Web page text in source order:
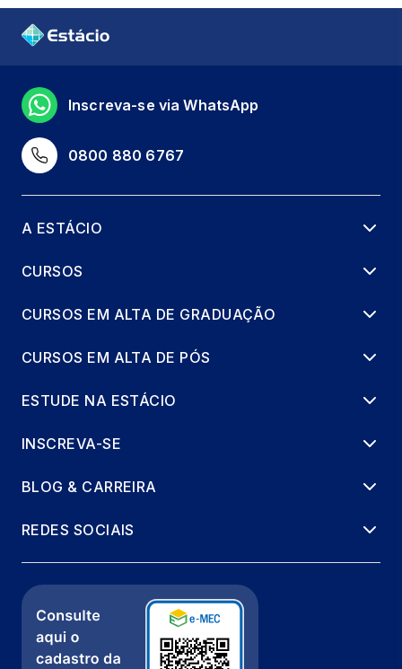
LEGISLAÇÃO E CONTRATOS DE
FRANQUIA
MARKETING DE FRANQUIAS COMO
ESTRATÉGIA DE NEGÓCIOS
36 horas
MERCHANDISING VISUAL NO PONTO DE
36 horas
36 horas
0800 880 6767
Inscreva-se via WhatsApp
A ESTÁCIO
CURSOS
CURSOS EM ALTA DE GRADUAÇÃO
CURSOS EM ALTA DE PÓS
ESTUDE NA ESTÁCIO
INSCREVA-SE
BLOG & CARREIRA
REDES SOCIAIS